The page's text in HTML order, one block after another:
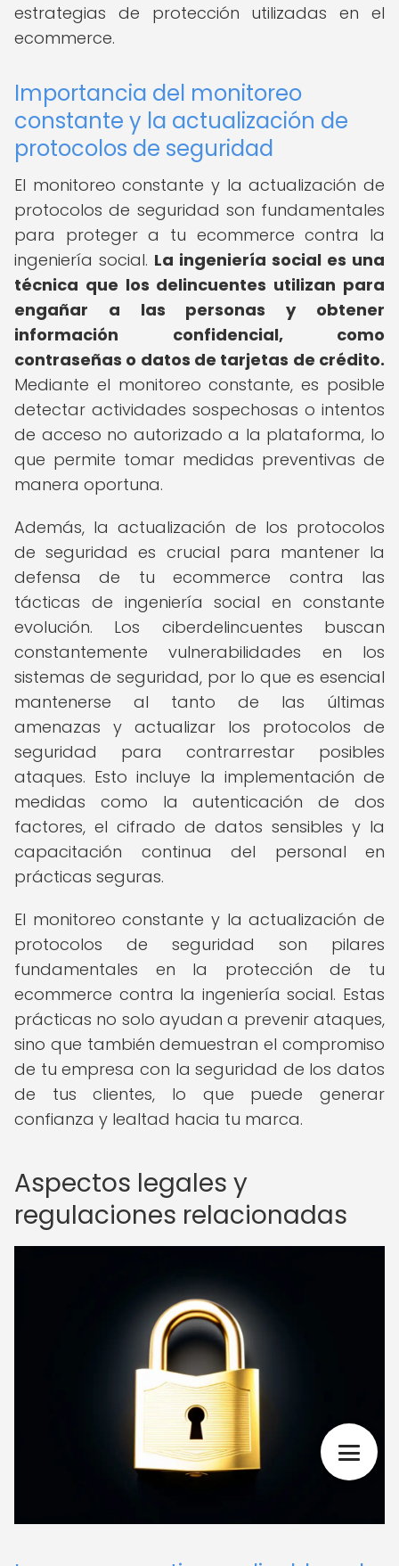
estrategias de protección utilizadas en el
ecommerce.
Importancia del monitoreo
constante y la actualización de
protocolos de seguridad
El monitoreo constante y la actualización de
protocolos de seguridad son fundamentales
para proteger a tu ecommerce contra la
ingeniería social. La ingeniería social es una
técnica que los delincuentes utilizan para
engañar a las personas y obtener
información confidencial, como
contraseñas o datos de tarjetas de crédito.
Mediante el monitoreo constante, es posible
detectar actividades sospechosas o intentos
de acceso no autorizado a la plataforma, lo
que permite tomar medidas preventivas de
manera oportuna.
Además, la actualización de los protocolos
de seguridad es crucial para mantener la
defensa de tu ecommerce contra las
tácticas de ingeniería social en constante
evolución. Los ciberdelincuentes buscan
constantemente vulnerabilidades en los
sistemas de seguridad, por lo que es esencial
mantenerse al tanto de las últimas
amenazas y actualizar los protocolos de
seguridad para contrarrestar posibles
ataques. Esto incluye la implementación de
medidas como la autenticación de dos
factores, el cifrado de datos sensibles y la
capacitación continua del personal en
prácticas seguras.
El monitoreo constante y la actualización de
protocolos de seguridad son pilares
fundamentales en la protección de tu
ecommerce contra la ingeniería social. Estas
prácticas no solo ayudan a prevenir ataques,
sino que también demuestran el compromiso
de tu empresa con la seguridad de los datos
de tus clientes, lo que puede generar
confianza y lealtad hacia tu marca.
Aspectos legales y
regulaciones relacionadas